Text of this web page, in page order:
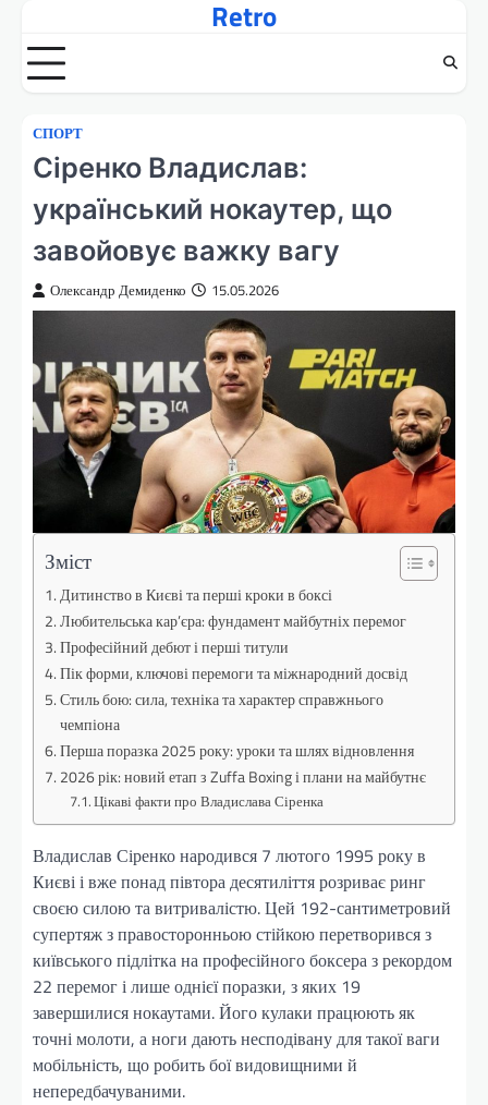
вмісту
Retro
СПОРТ
Сіренко Владислав:
український нокаутер, що
завойовує важку вагу
Олександр Демиденко 15.05.2026
Зміст
Дитинство в Києві та перші кроки в боксі
Любительська кар’єра: фундамент майбутніх перемог
Професійний дебют і перші титули
Пік форми, ключові перемоги та міжнародний досвід
Стиль бою: сила, техніка та характер справжнього
чемпіона
Перша поразка 2025 року: уроки та шлях відновлення
2026 рік: новий етап з Zuffa Boxing і плани на майбутнє
Цікаві факти про Владислава Сіренка
Владислав Сіренко народився 7 лютого 1995 року в
Києві і вже понад півтора десятиліття розриває ринг
своєю силою та витривалістю. Цей 192-сантиметровий
супертяж з правосторонньою стійкою перетворився з
київського підлітка на професійного боксера з рекордом
22 перемог і лише однієї поразки, з яких 19
завершилися нокаутами. Його кулаки працюють як
точні молоти, а ноги дають несподівану для такої ваги
мобільність, що робить бої видовищними й
непередбачуваними.